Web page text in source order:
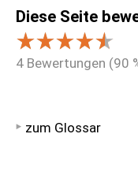
Diese Seite
4 Bewertungen (90
zum Glossar